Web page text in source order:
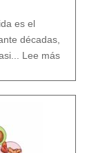
es el
décadas,
Lee más¿Fl
s
í
lú